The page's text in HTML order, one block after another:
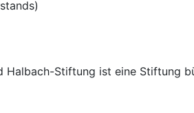
Halbach-Stiftung ist eine Stiftung